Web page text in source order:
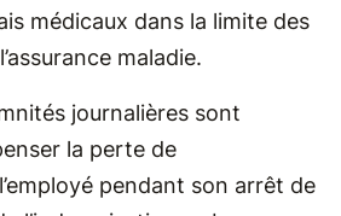
médicaux dans la limite des
maladie.
journalières sont
la perte de
pendant son arrêt de